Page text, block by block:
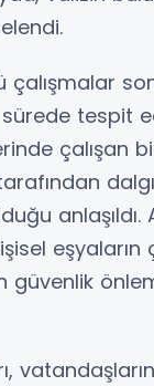
çalışmalar
tespit
çalışan
anlaşıldı.
eşyaların
güvenlik